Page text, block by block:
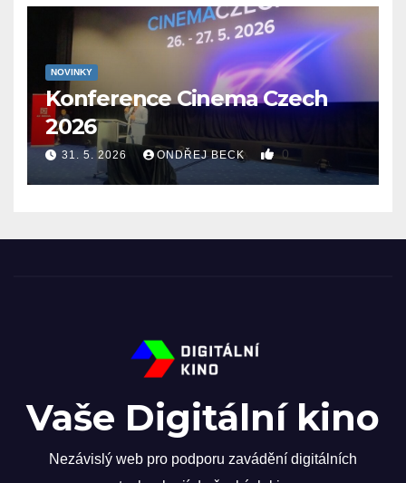
NOVINKY
Konference Cinema Czech
2026
31. 5. 2026 ONDŘEJ BECK 0
Vaše Digitální kino
Nezávislý web pro podporu zavádění digitálních